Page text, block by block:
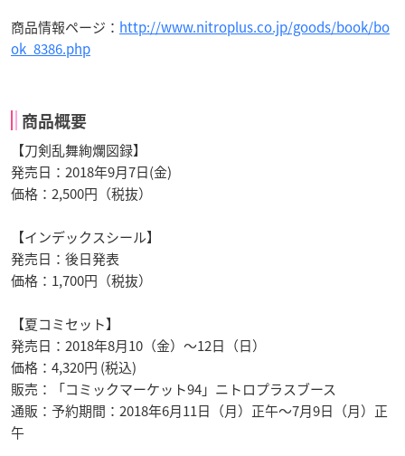
商品情報ページ： http://www.nitroplus.co.jp/goods/book/bo
ok_8386.php
商品概要
【刀剣乱舞絢爛図録】
発売日：2018年9月7日(金)
価格：2,500円（税抜）
【インデックスシール】
発売日：後日発表
価格：1,700円（税抜）
【夏コミセット】
発売日：2018年8月10（金）～12日（日）
価格：4,320円 (税込)
販売：「コミックマーケット94」ニトロプラスブース
通販：予約期間：2018年6月11日（月）正午〜7月9日（月）正
午